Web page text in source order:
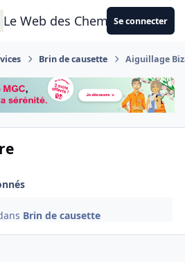
Le Web des CheminotsSe connecter
Brin de causette Aiguillage
Brin de causette